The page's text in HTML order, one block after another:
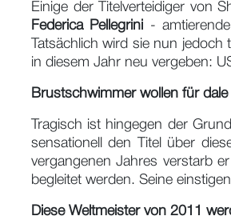
Einige der Titelverteidiger von
Federica Pellegrini -
Tatsächlich wird sie nun
in diesem Jahr neu vergeben:
Brustschwimmer wollen für
Tragisch ist hingegen der
sensationell den Titel über
vergangenen Jahres verstarb
begleitet werden. Seine
Diese Weltmeister von 2011